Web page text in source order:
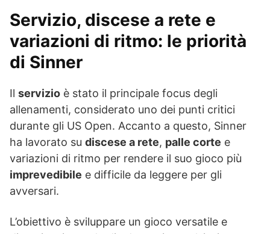
Servizio, discese a rete e
variazioni di ritmo: le priorità
di Sinner
Il servizio è stato il principale focus degli
allenamenti, considerato uno dei punti critici
durante gli US Open. Accanto a questo, Sinner
ha lavorato su discese a rete, palle corte e
variazioni di ritmo per rendere il suo gioco più
imprevedibile e difficile da leggere per gli
avversari.
L’obiettivo è sviluppare un gioco versatile e